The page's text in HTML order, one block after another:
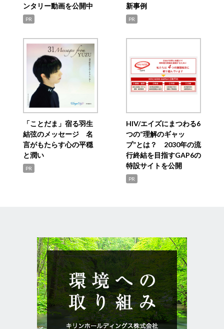
ンタリー動画を公開中
PR
新事例
PR
「ことだま」宿る羽生
結弦のメッセージ 名
言がもたらす心の平穏
と潤い
PR
HIV/エイズにまつわる6
つの“理解のギャッ
プ”とは？ 2030年の流
行終結を目指すGAP6の
特設サイトを公開
PR